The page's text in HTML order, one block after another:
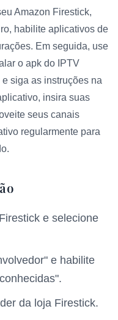
Amazon Firestick,
habilite aplicativos de
Em seguida, use
o apk do IPTV
siga as instruções na
insira suas
seus canais
regularmente para
e selecione
e habilite
da loja Firestick.